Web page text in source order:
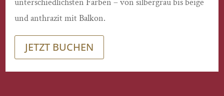
und anthrazit mit Balkon.
JETZT BUCHEN